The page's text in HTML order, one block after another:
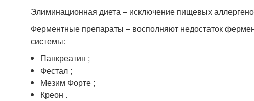
Элиминационная диета – исключение пищевых
Ферментные препараты – восполняют недостаток
системы:
Панкреатин ;
Фестал ;
Мезим Форте ;
Креон .